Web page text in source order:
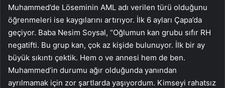
Muhammed’de Löseminin AML adı verilen türü olduğunu
öğrenmeleri ise kaygılarını artırıyor. İlk 6 ayları Çapa’da
geçiyor. Baba Nesim Soysal, “Oğlumun kan grubu sıfır RH
negatifti. Bu grup kan, çok az kişide bulunuyor. İlk bir ay
büyük sıkıntı çektik. Hem o ve annesi hem de ben.
Muhammed’in durumu ağır olduğunda yanından
ayrılmamak için zor şartlarda yaşıyordum. Kimseyi rahatsız